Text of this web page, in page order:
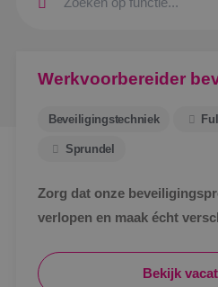
Werkvoorbereider
Beveiligingstechniek
Sprundel
Zorg dat onze
verlopen en maak écht
Bekijk